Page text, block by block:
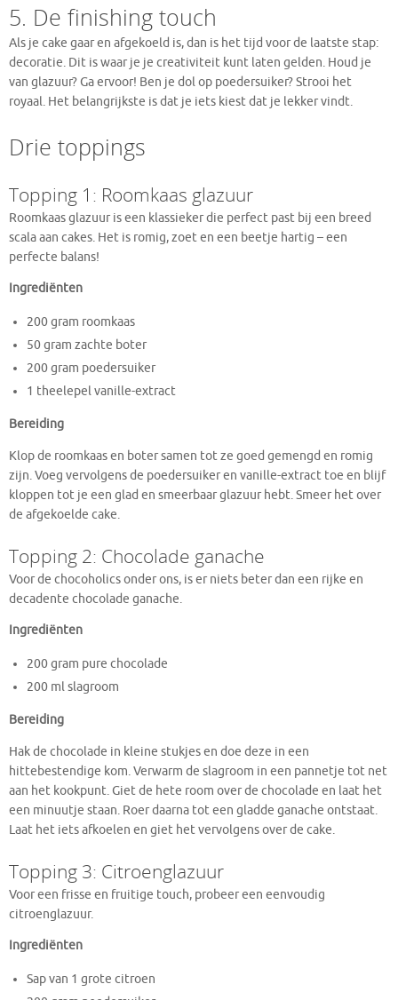
5. De finishing touch
Als je cake gaar en afgekoeld is, dan is het tijd voor de laatste stap:
decoratie. Dit is waar je je creativiteit kunt laten gelden. Houd je
van glazuur? Ga ervoor! Ben je dol op poedersuiker? Strooi het
royaal. Het belangrijkste is dat je iets kiest dat je lekker vindt.
Drie toppings
Topping 1: Roomkaas glazuur
Roomkaas glazuur is een klassieker die perfect past bij een breed
scala aan cakes. Het is romig, zoet en een beetje hartig – een
perfecte balans!
Ingrediënten
200 gram roomkaas
50 gram zachte boter
200 gram poedersuiker
1 theelepel vanille-extract
Bereiding
Klop de roomkaas en boter samen tot ze goed gemengd en romig
zijn. Voeg vervolgens de poedersuiker en vanille-extract toe en blijf
kloppen tot je een glad en smeerbaar glazuur hebt. Smeer het over
de afgekoelde cake.
Topping 2: Chocolade ganache
Voor de chocoholics onder ons, is er niets beter dan een rijke en
decadente chocolade ganache.
Ingrediënten
200 gram pure chocolade
200 ml slagroom
Bereiding
Hak de chocolade in kleine stukjes en doe deze in een
hittebestendige kom. Verwarm de slagroom in een pannetje tot net
aan het kookpunt. Giet de hete room over de chocolade en laat het
een minuutje staan. Roer daarna tot een gladde ganache ontstaat.
Laat het iets afkoelen en giet het vervolgens over de cake.
Topping 3: Citroenglazuur
Voor een frisse en fruitige touch, probeer een eenvoudig
citroenglazuur.
Ingrediënten
Sap van 1 grote citroen